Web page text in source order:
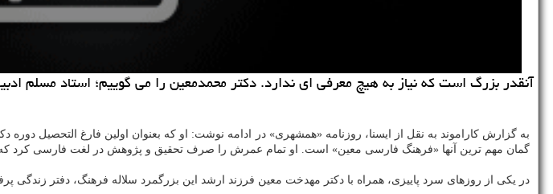
آنقدر بزرگ است که نیاز به هیچ معرفی ای ندارد. دکتر محمدمعین را می گوییم؛ استاد مسلم
به گزارش کاراموند به نقل از ایسنا، روزنامه «همشهری» در ادامه نوشت: او که بعنوان اولین فارغ التحصیل
گمان مهم ترین آنها «فرهنگ فارسی معین» است. او تمام عمرش را صرف تحقیق و پژوهش در لغت فارسی کرد که
در یکی از روزهای سرد پاییزی، همراه با دکتر مهدخت معین فرزند ارشد این بزرگمرد سلاله فرهنگ، دفتر زندگی